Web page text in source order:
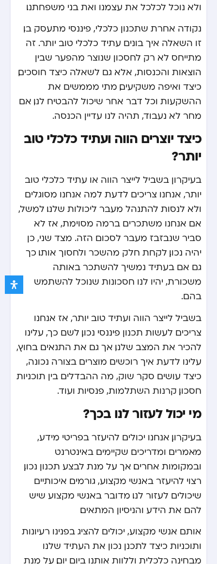
ולא נוכל לכלכל את עצמנו ואת בני משפחתנו.
נקודה אחרת שתכנון כלכלי, פיננסי מתעסק בו,
זו השאלה איך בונים עתיד כלכלי טוב יותר. זה
מתייחס לא רק לחסכון שנוצר מהפער שבין
הוצאות והכנסות, אלא גם לשאלה כיצד חוסכים,
כיצד ואיפה משקיעים, מתי מממשים את
ההשקעות וכל דבר אחר שיכול להבטיח לנו, אם
מחר לא נעבוד, תהיה לנו עדיין הכנסה.
כיצד יוצרים הווה ועתיד כלכלי טוב
יותר?
בעיקרון בשביל לייצר הווה או עתיד כלכלי טוב
יותר, אנחנו צריכים לדעת למה אנחנו מסוגלים
ולא לנסות להתנהל מעבר ליכולות שלנו. למשל,
אם אנחנו משתכרים ברמה מסוימת, אז לא
סביר שנבזבז מעבר לסכום הזה. מצד שני, כן
יהיה נכון, לקחת חלק מהשכר ולחסוך אותו. כך
גם אם בעתיד נמשיך להשתכר באותה
משכורת, יהיו לנו חסכונות שנוכל להשתמש
בהם.
בשביל לייצר הווה ועתיד טוב יותר, אז אנחנו
צריכים לעשות תכנון פיננסי נכון. לשם כך, עלינו
להכיר את המצב שלנו, אך גם את התנאים בחוץ,
עלינו לדעת איך רוכשים מוצרים בצורה נכונה,
כיצד עושים סקר שוק, מה ההבדלים בין תוכניות
חסכון, קרנות השתלמות, פנסיות ועוד.
מי יכול לעזור לנו בכך?
בעיקרון, אנחנו יכולים להיעזר בפריטי מידע,
מאמרים ומדריכים שקיימים באינטרנט
ובמקומות אחרים. אך על מנת לבצע תכנון נכון,
רצוי להיעזר באנשי מקצוע, גורמים איכותיים
שיכולים לעזור לנו. מדובר באנשי מקצוע שיש
להם את הידע והניסיון המתאים.
אותם אנשי מקצוע, יכולים להציג בפנינו רעיונות
ותוכניות כיצד לתכנן נכון את העתיד שלנו
מבחינה כלכלית וללוות אותנו ביום יום, על מנת